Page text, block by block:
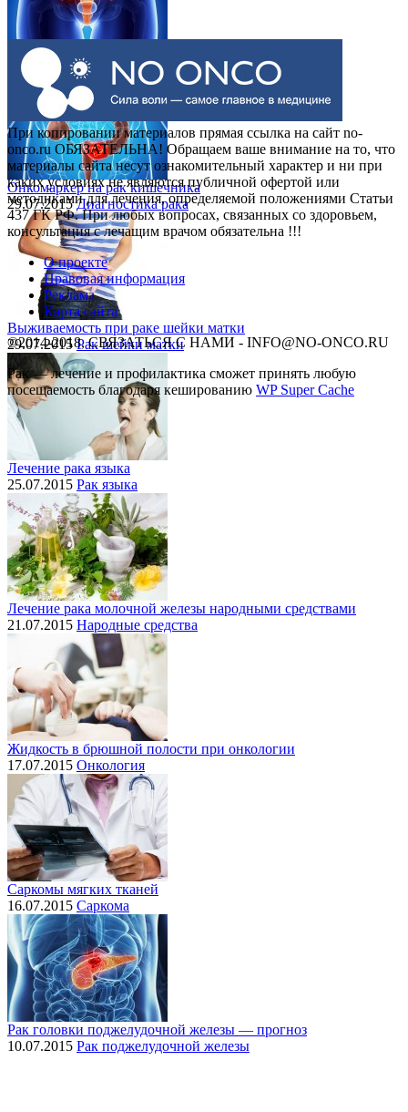
Выделения при раке шейки матки
30.07.2015 Рак шейки матки
Онкомаркер на рак кишечника
29.07.2015 Диагностика рака
Выживаемость при раке шейки матки
29.07.2015 Рак шейки матки
Лечение рака языка
25.07.2015 Рак языка
Лечение рака молочной железы народными средствами
21.07.2015 Народные средства
Жидкость в брюшной полости при онкологии
17.07.2015 Онкология
Саркомы мягких тканей
16.07.2015 Саркома
Рак головки поджелудочной железы — прогноз
10.07.2015 Рак поджелудочной железы
При копировании материалов прямая ссылка на сайт no-
onco.ru ОБЯЗАТЕЛЬНА! Обращаем ваше внимание на то, что
материалы сайта несут ознакомительный характер и ни при
каких условиях не являются публичной офертой или
методиками для лечения, определяемой положениями Статьи
437 ГК РФ. При любых вопросах, связанных со здоровьем,
консультация с лечащим врачом обязательна !!!
О проекте
Правовая информация
Реклама
Карта сайта
©2014-2018, СВЯЗАТЬСЯ С НАМИ - INFO@NO-ONCO.RU
Рак — лечение и профилактика cможет принять любую
посещаемость благодаря кешированию WP Super Cache